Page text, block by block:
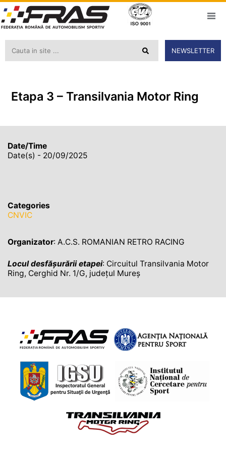
NEWSLETTER
Etapa 3 – Transilvania Motor Ring
Date/Time
Date(s) - 20/09/2025
Categories
CNVIC
Organizator: A.C.S. ROMANIAN RETRO RACING
Locul desfășurării etapei: Circuitul Transilvania Motor
Ring, Cerghid Nr. 1/G, județul Mureș